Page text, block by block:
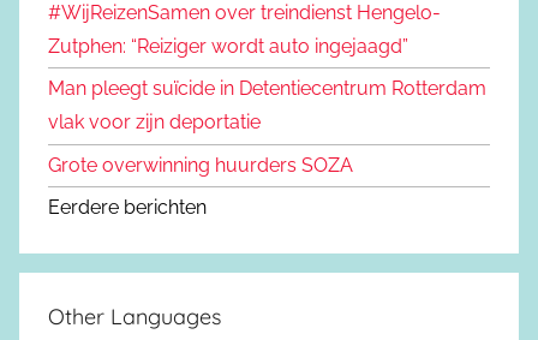
#WijReizenSamen over treindienst Hengelo-
Zutphen: “Reiziger wordt auto ingejaagd”
Man pleegt suïcide in Detentiecentrum Rotterdam
vlak voor zijn deportatie
Grote overwinning huurders SOZA
Eerdere berichten
Other Languages